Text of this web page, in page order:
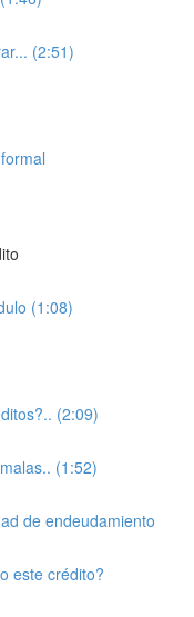
(2:51)
(1:08)
(2:09)
(1:52)
de endeudamiento
este crédito?